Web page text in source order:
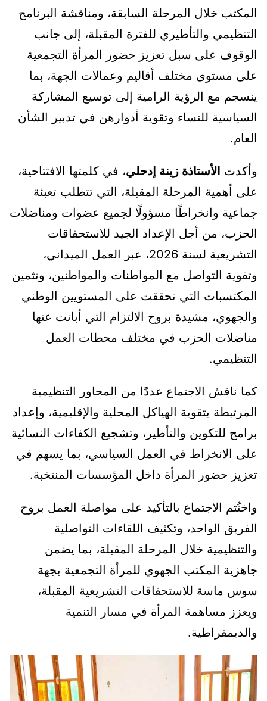
المكتب خلال المرحلة السابقة، ومناقشة البرنامج
التنظيمي والتأطيري للفترة المقبلة، إلى جانب
الوقوف على سبل تعزيز حضور المرأة التجمعية
على مستوى مختلف أقاليم وعمالات الجهة، بما
ينسجم مع الرؤية الرامية إلى توسيع المشاركة
السياسية للنساء وتقوية أدوارهن في تدبير الشأن
العام.
وأكدت الأستاذة زينة إدحلي، في كلمتها الافتتاحية،
على أهمية المرحلة المقبلة، التي تتطلب تعبئة
جماعية وانخراطًا مسؤولًا لجميع عضوات ومناضلات
الحزب، من أجل الإعداد الجيد للاستحقاقات
التشريعية لسنة 2026، عبر العمل الميداني،
وتقوية التواصل مع المواطنات والمواطنين، وتثمين
المكتسبات التي تحققت على المستويين الوطني
والجهوي، مشيدة بروح الالتزام التي أبانت عنها
مناضلات الحزب في مختلف محطات العمل
التنظيمي.
كما ناقش الاجتماع عددًا من المحاور التنظيمية
المرتبطة بتقوية الهياكل المحلية والإقليمية، وإعداد
برامج للتكوين والتأطير، وتشجيع الكفاءات النسائية
على الانخراط في العمل السياسي، بما يسهم في
تعزيز حضور المرأة داخل المؤسسات المنتخبة.
واختُتم الاجتماع بالتأكيد على مواصلة العمل بروح
الفريق الواحد، وتكثيف اللقاءات التواصلية
والتنظيمية خلال المرحلة المقبلة، بما يضمن
جاهزية المكتب الجهوي للمرأة التجمعية بجهة
سوس ماسة للاستحقاقات التشريعية المقبلة،
ويعزز مساهمة المرأة في مسار التنمية
والديمقراطية.